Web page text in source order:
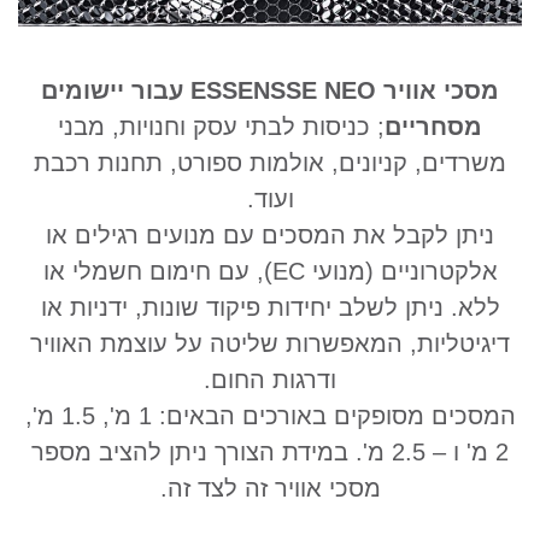
מסכי אוויר ESSENSSE NEO עבור יישומים
מסחריים; כניסות לבתי עסק וחנויות, מבני
משרדים, קניונים, אולמות ספורט, תחנות רכבת
ועוד.
ניתן לקבל את המסכים עם מנועים רגילים או
אלקטרוניים (מנועי EC), עם חימום חשמלי או
ללא. ניתן לשלב יחידות פיקוד שונות, ידניות או
דיגיטליות, המאפשרות שליטה על עוצמת האוויר
ודרגות החום.
המסכים מסופקים באורכים הבאים: 1 מ', 1.5 מ',
2 מ' ו – 2.5 מ'. במידת הצורך ניתן להציב מספר
מסכי אוויר זה לצד זה.